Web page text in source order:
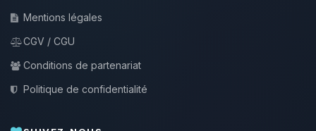
Mentions légales
CGV / CGU
Conditions de partenariat
Politique de confidentialité